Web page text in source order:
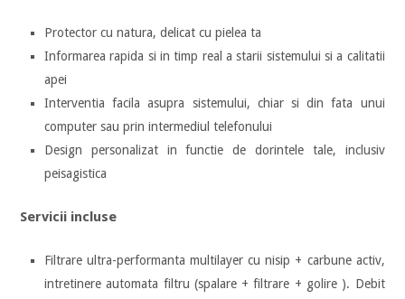
Protector cu natura, delicat cu pielea ta
Informarea rapida si in timp real a starii sistemului si a calitatii
apei
Interventia facila asupra sistemului, chiar si din fata unui
computer sau prin intermediul telefonului
Design personalizat in functie de dorintele tale, inclusiv
peisagistica
Servicii incluse
Filtrare ultra-performanta multilayer cu nisip + carbune activ,
intretinere automata filtru (spalare + filtrare + golire ). Debit